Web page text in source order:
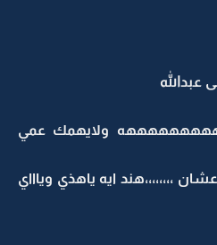
عبدالله
هههههههههه ولايهمك عمي
،،،،،،،،هند ايه ياهذي وياااي